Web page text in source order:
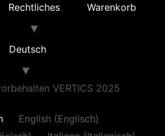
Rechtliches Warenkorb
Deutsch
VERTICS 2025
English (Englisch)